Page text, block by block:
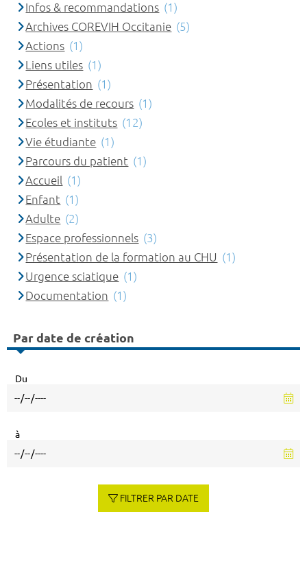
Infos & recommandations (1)
Archives COREVIH Occitanie (5)
Actions (1)
Liens utiles (1)
Présentation (1)
Modalités de recours (1)
Ecoles et instituts (12)
Vie étudiante (1)
Parcours du patient (1)
Accueil (1)
Enfant (1)
Adulte (2)
Espace professionnels (3)
Présentation de la formation au CHU (1)
Urgence sciatique (1)
Documentation (1)
Par date de création
Du
à
FILTRER PAR DATE